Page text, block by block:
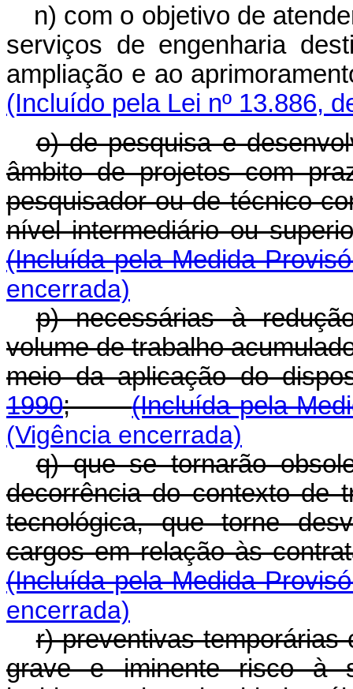
n) com o objetivo de
serviços de engenharia
ampliação e ao
(Incluído pela Lei nº 13.886,
o) de pesquisa e
âmbito de projetos com
pesquisador ou de técnico
nível intermediário ou
(Incluída pela Medida
encerrada)
p) necessárias à
volume de trabalho
meio da aplicação do
1990;
(Incluída pela
(Vigência encerrada)
q) que se tornarão
decorrência do contexto de
tecnológica, que torne
cargos em relação às
(Incluída pela Medida
encerrada)
r) preventivas temporárias
grave e iminente risco à